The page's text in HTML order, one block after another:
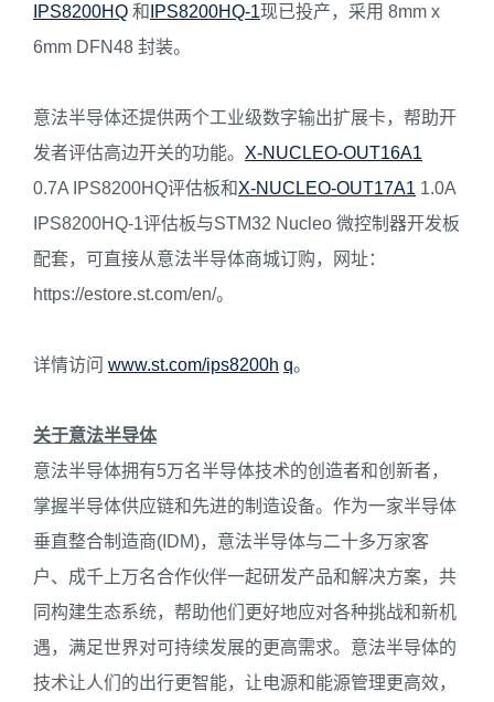
IPS8200HQ 和 IPS8200HQ-1现已投产，采用 8mm x
6mm DFN48 封装。
意法半导体还提供两个工业级数字输出扩展卡，帮助开
发者评估高边开关的功能。 X-NUCLEO-OUT16A1
0.7A IPS8200HQ评估板和X-NUCLEO-OUT17A1 1.0A
IPS8200HQ-1评估板与STM32 Nucleo 微控制器开发板
配套，可直接从意法半导体商城订购，网址：
https://estore.st.com/en/。
详情访问 www.st.com/ips8200h q。
关于意法半导体
意法半导体拥有5万名半导体技术的创造者和创新者，
掌握半导体供应链和先进的制造设备。作为一家半导体
垂直整合制造商(IDM)，意法半导体与二十多万家客
户、成千上万名合作伙伴一起研发产品和解决方案，共
同构建生态系统，帮助他们更好地应对各种挑战和新机
遇，满足世界对可持续发展的更高需求。意法半导体的
技术让人们的出行更智能，让电源和能源管理更高效，